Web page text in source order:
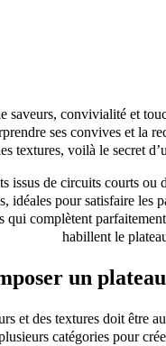
convivialité et
ses convives et la
textures, voilà le secret
issus de circuits courts
idéales pour satisfaire
qui complètent
habillent le
un
et des textures doit être
catégories pour